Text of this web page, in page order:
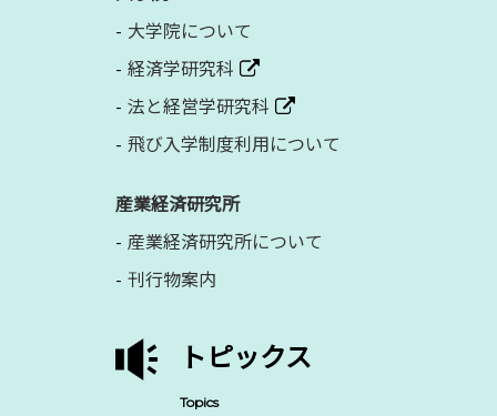
大学院について
経済学研究科
法と経営学研究科
飛び入学制度利用について
産業経済研究所
産業経済研究所について
刊行物案内
トピックス
Topics